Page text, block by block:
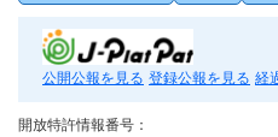
公開公報を見る 登録公報を見る 経
開放特許情報番号：